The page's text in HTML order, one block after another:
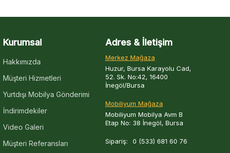
Kurumsal
Hakkımızda
Müşteri Hizmetleri
Yurtdışı Mobilya Gönderimi
İndirimdekiler
Video Galeri
Müşteri Referansları
Adres & İletişim
Merkez Mağaza
Huzur, Bursa Karayolu Cad,
52. Sk. No:42, 16400
İnegöl/Bursa
Mobiliyum Mağaza
Mobiliyum Mobilya Avm B
Etap No: 38 İnegöl, Bursa
Sipariş: 0 (533) 681 60 76